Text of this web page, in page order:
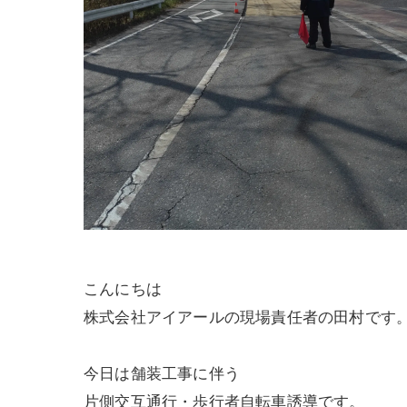
こんにちは
株式会社アイアールの現場責任者の田村です
今日は舗装工事に伴う
片側交互通行・歩行者自転車誘導です。